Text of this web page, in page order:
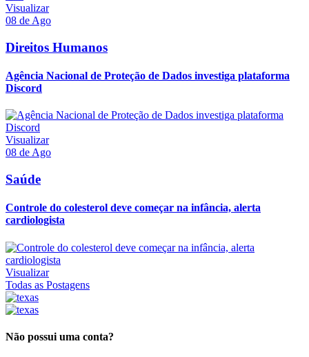
Visualizar
08 de Ago
Direitos Humanos
Agência Nacional de Proteção de Dados investiga plataforma
Discord
Visualizar
08 de Ago
Saúde
Controle do colesterol deve começar na infância, alerta
cardiologista
Visualizar
Todas as Postagens
Não possui uma conta?